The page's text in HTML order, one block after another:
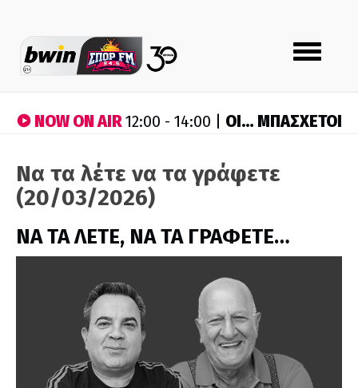
Toggle
navigation
NOW ON AIR12:00 - 14:00 | ΟΙ… ΜΠΑΣΧΕΤΟΙ
Να τα λέτε να τα γράφετε
(20/03/2026)
ΝΑ ΤΑ ΛΕΤΕ, ΝΑ ΤΑ ΓΡΑΦΕΤΕ…